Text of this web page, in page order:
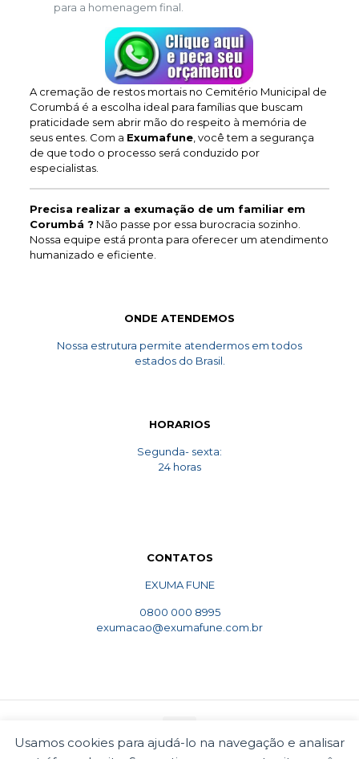
Usamos cookies para ajudá-lo na navegação e analisar
para a homenagem final.
A cremação de restos mortais no Cemitério Municipal de
Corumbá é a escolha ideal para famílias que buscam
praticidade sem abrir mão do respeito à memória de
seus entes. Com a Exumafune, você tem a segurança
de que todo o processo será conduzido por
especialistas.
Precisa realizar a exumação de um familiar em
Corumbá ? Não passe por essa burocracia sozinho.
Nossa equipe está pronta para oferecer um atendimento
humanizado e eficiente.
ONDE ATENDEMOS
Nossa estrutura permite atendermos em todos
estados do Brasil.
HORARIOS
Segunda- sexta:
24 horas
CONTATOS
EXUMA FUNE
0800 000 8995
exumacao@exumafune.com.br